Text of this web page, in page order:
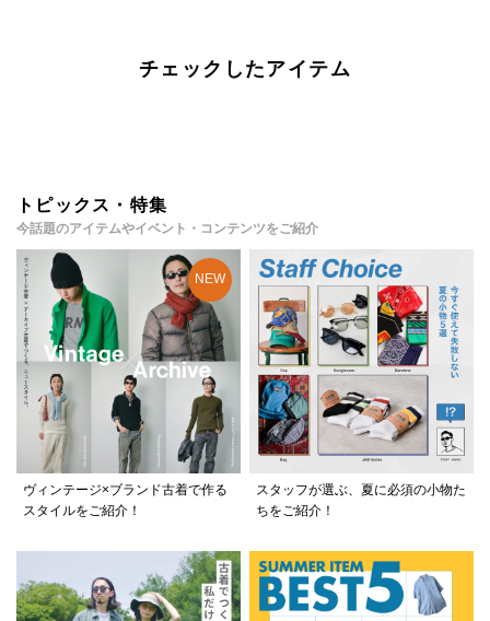
チェックしたアイテム
トピックス・特集
今話題のアイテムやイベント・コンテンツをご紹介
ヴィンテージ×ブランド古着で作る
スタイルをご紹介！
スタッフが選ぶ、夏に必須の小物た
ちをご紹介！